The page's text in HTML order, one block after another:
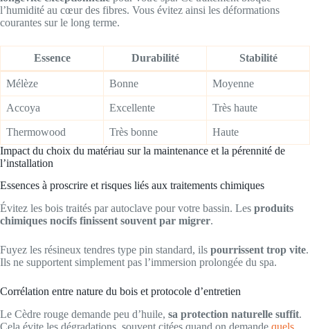
l’humidité au cœur des fibres. Vous évitez ainsi les déformations
courantes sur le long terme.
Essence Durabilité Stabilité
Mélèze Bonne Moyenne
Accoya Excellente Très haute
Thermowood Très bonne
Haute
Impact du choix du matériau sur la maintenance et la pérennité de
l’installation
Essences à proscrire et risques liés aux traitements chimiques
Évitez les bois traités par autoclave pour votre bassin. Les produits
chimiques nocifs finissent souvent par migrer.
Fuyez les résineux tendres type pin standard, ils pourrissent trop vite.
Ils ne supportent simplement pas l’immersion prolongée du spa.
Corrélation entre nature du bois et protocole d’entretien
Le Cèdre rouge demande peu d’huile, sa protection naturelle suffit.
Cela évite les dégradations, souvent citées quand on demande quels